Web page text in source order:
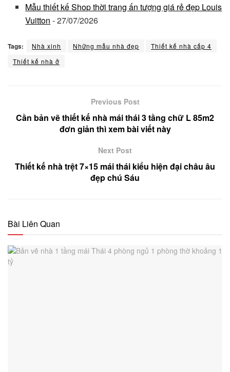
Mẫu thiết kế Shop thời trang ấn tượng giá rẻ đẹp Louis
Vuitton - 27/07/2026
Tags: Nhà xinh Những mẫu nhà đẹp
Thiết kế nhà cấp 4
Thiết kế nhà ở
Previous Post
Cần bản vẽ thiết kế nhà mái thái 3 tầng chữ L 85m2
đơn giản thì xem bài viết này
Next Post
Thiết kế nhà trệt 7×15 mái thái kiểu hiện đại châu âu
đẹp chú Sáu
Bài Liên Quan